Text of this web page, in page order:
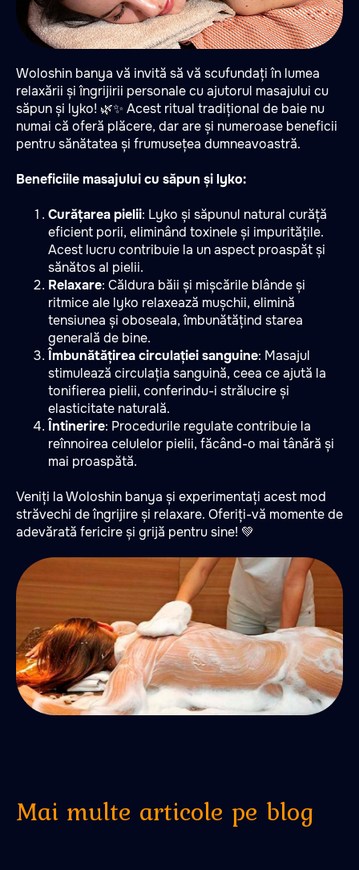
Woloshin banya vă invită să vă scufundați în lumea
relaxării și îngrijirii personale cu ajutorul masajului cu
săpun și lyko! 🌿✨ Acest ritual tradițional de baie nu
numai că oferă plăcere, dar are și numeroase beneficii
pentru sănătatea și frumusețea dumneavoastră.
Beneficiile masajului cu săpun și lyko:
Curățarea pielii: Lyko și săpunul natural curăță
eficient porii, eliminând toxinele și impuritățile.
Acest lucru contribuie la un aspect proaspăt și
sănătos al pielii.
Relaxare: Căldura băii și mișcările blânde și
ritmice ale lyko relaxează mușchii, elimină
tensiunea și oboseala, îmbunătățind starea
generală de bine.
Îmbunătățirea circulației sanguine: Masajul
stimulează circulația sanguină, ceea ce ajută la
tonifierea pielii, conferindu-i strălucire și
elasticitate naturală.
Întinerire: Procedurile regulate contribuie la
reînnoirea celulelor pielii, făcând-o mai tânără și
mai proaspătă.
Veniți la Woloshin banya și experimentați acest mod
străvechi de îngrijire și relaxare. Oferiți-vă momente de
adevărată fericire și grijă pentru sine! 💚
Mai multe articole pe blog